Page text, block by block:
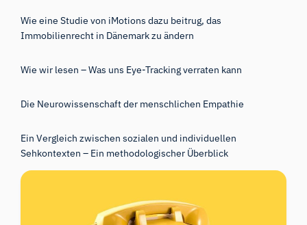
Wie eine Studie von iMotions dazu beitrug, das
Immobilienrecht in Dänemark zu ändern
Wie wir lesen – Was uns Eye-Tracking verraten kann
Die Neurowissenschaft der menschlichen Empathie
Ein Vergleich zwischen sozialen und individuellen
Sehkontexten – Ein methodologischer Überblick